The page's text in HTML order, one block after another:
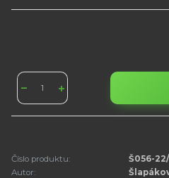
Číslo produktu:
Š056-
Autor: